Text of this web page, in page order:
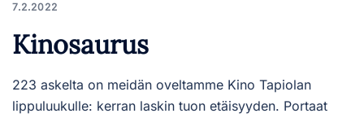
7.2.2022
Kinosaurus
223 askelta on meidän oveltamme Kino Tapiolan
lippuluukulle: kerran laskin tuon etäisyyden. Portaat